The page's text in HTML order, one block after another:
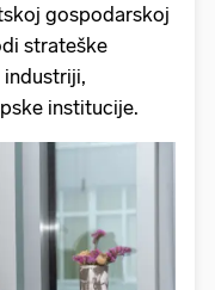
gospodarskoj
strateške
institucije.